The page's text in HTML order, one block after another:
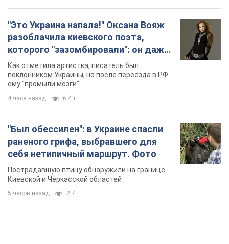
"Это Украина напала!" Оксана Вояж
разоблачила киевского поэта,
которого "зазомбировали": он даже
русского не знал, а теперь хочет
геноцида украинцев
Как отметила артистка, писатель был
поклонником Украины, но после переезда в РФ
ему "промыли мозги"
4 часа назад 6,4 т.
"Был обессилен": в Украине спасли
раненого грифа, выбравшего для
себя нетипичный маршрут. Фото
Пострадавшую птицу обнаружили на границе
Киевской и Черкасской областей
5 часов назад 2,7 т.